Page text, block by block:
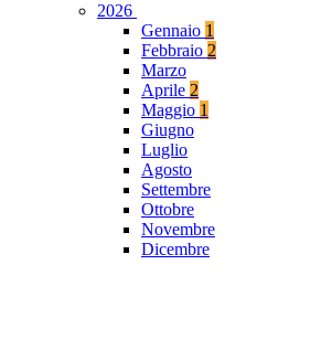
2026
Gennaio 1
Febbraio 2
Marzo
Aprile 2
Maggio 1
Giugno
Luglio
Agosto
Settembre
Ottobre
Novembre
Dicembre